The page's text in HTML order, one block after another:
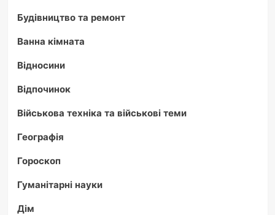
Будівництво та ремонт
Ванна кімната
Відносини
Відпочинок
Військова техніка та військові теми
Географія
Гороскоп
Гуманітарні науки
Дім